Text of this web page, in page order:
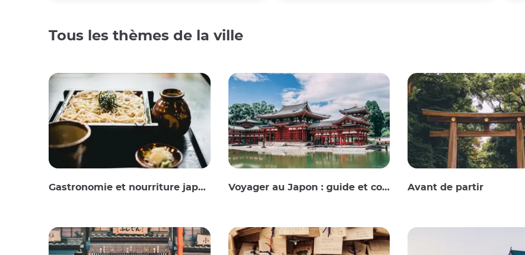
Tous les thèmes de la ville
Gastronomie et nourriture japonaise Voyager au Japon : guide et conseils Avant de partir